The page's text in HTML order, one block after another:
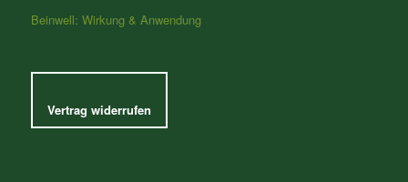
Beinwell: Wirkung & Anwendung
Vertrag widerrufen